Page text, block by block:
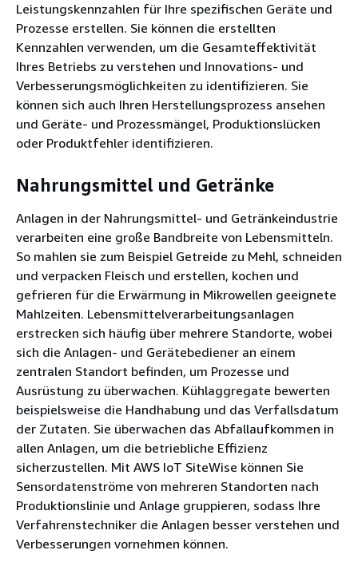
Leistungskennzahlen für Ihre spezifischen Geräte und
Prozesse erstellen. Sie können die erstellten
Kennzahlen verwenden, um die Gesamteffektivität
Ihres Betriebs zu verstehen und Innovations- und
Verbesserungsmöglichkeiten zu identifizieren. Sie
können sich auch Ihren Herstellungsprozess ansehen
und Geräte- und Prozessmängel, Produktionslücken
oder Produktfehler identifizieren.
Nahrungsmittel und Getränke
Anlagen in der Nahrungsmittel- und Getränkeindustrie
verarbeiten eine große Bandbreite von Lebensmitteln.
So mahlen sie zum Beispiel Getreide zu Mehl, schneiden
und verpacken Fleisch und erstellen, kochen und
gefrieren für die Erwärmung in Mikrowellen geeignete
Mahlzeiten. Lebensmittelverarbeitungsanlagen
erstrecken sich häufig über mehrere Standorte, wobei
sich die Anlagen- und Gerätebediener an einem
zentralen Standort befinden, um Prozesse und
Ausrüstung zu überwachen. Kühlaggregate bewerten
beispielsweise die Handhabung und das Verfallsdatum
der Zutaten. Sie überwachen das Abfallaufkommen in
allen Anlagen, um die betriebliche Effizienz
sicherzustellen. Mit AWS IoT SiteWise können Sie
Sensordatenströme von mehreren Standorten nach
Produktionslinie und Anlage gruppieren, sodass Ihre
Verfahrenstechniker die Anlagen besser verstehen und
Verbesserungen vornehmen können.